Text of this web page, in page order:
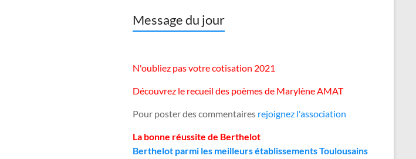
Message du jour
N'oubliez pas votre cotisation 2021
Découvrez le recueil des poèmes de Marylène AMAT
Pour poster des commentaires rejoignez l'association
La bonne réussite de Berthelot
Berthelot parmi les meilleurs établissements Toulousains